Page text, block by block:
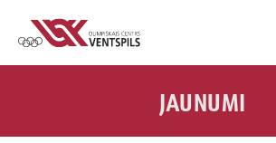
JAUNUMI